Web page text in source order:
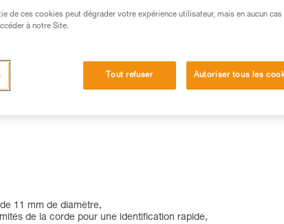
produits
11 mm de diamètre,
de la corde pour une identification rapide,
de ces cookies peut dégrader votre expérience utilisateur, mais en aucun cas
à notre Site.
Tout refuser Autoriser tous les